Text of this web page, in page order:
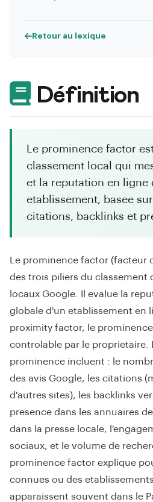
Définition
Le prominence factor
classement local qui
et la reputation en ligne
etablissement, basee
citations, backlinks et
Le prominence factor (facteur
des trois piliers du classement
locaux Google. Il evalue la
globale d'un etablissement en
proximity factor, le
controlable par le proprietaire.
prominence incluent : le
des avis Google, les citations
d'autres sites), les backlinks
presence dans les annuaires
dans la presse locale,
sociaux, et le volume de
prominence factor explique
connues ou des
apparaissent souvent dans le
Retour au lexique